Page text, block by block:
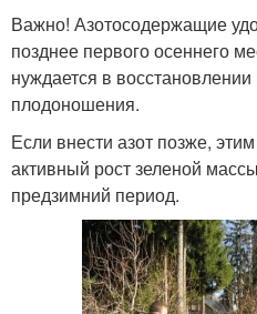
Важно! Азотосодержащие
позднее первого осеннего
нуждается в
плодоношения.
Если внести азот позже,
активный рост зеленой
предзимний период.